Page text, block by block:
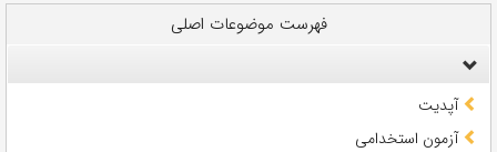
فهرست موضوعات اصلی
آپدیت
آزمون استخدامی